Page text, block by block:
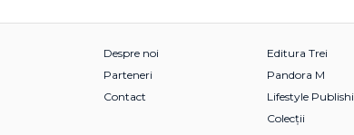
Despre noi
Parteneri
Contact
Editura Trei
Pandora M
Lifestyle
Colecții